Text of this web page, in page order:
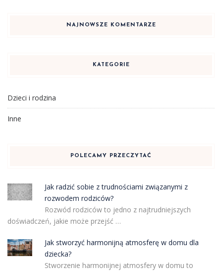
NAJNOWSZE KOMENTARZE
KATEGORIE
Dzieci i rodzina
Inne
POLECAMY PRZECZYTAĆ
Jak radzić sobie z trudnościami związanymi z
rozwodem rodziców?
Rozwód rodziców to jedno z najtrudniejszych
doświadczeń, jakie może przejść …
Jak stworzyć harmonijną atmosferę w domu dla
dziecka?
Stworzenie harmonijnej atmosfery w domu to